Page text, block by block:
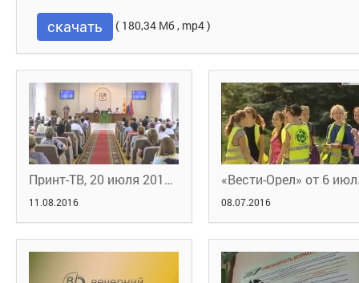
скачать ( 180,34 Мб , mp4 )
Принт-ТВ, 20 июля 2016 г.
11.08.2016 08.07.2016